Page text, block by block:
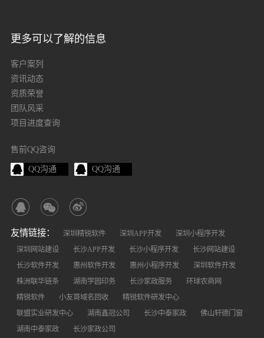
更多可以了解的信息
客户案列
资讯动态
资质荣誉
团队风采
项目进度查询
售前QQ咨询
QQ沟通 QQ沟通
友情链接： 深圳精锐软件 深圳APP开发
深圳小程序开发
深圳网站建设
长沙APP开发 长沙小程序开发
长沙网站建设
长沙软件开发
惠州软件开发 惠州小程序开发
深圳软件开发
株洲联华链条
湖南学园印务 长沙家政服务
环球农商网
精锐软件
小友哥域名回收
精锐软件研发中心
联盟实业研发中心
湖南鑫冠公司 长沙中泰家政
佛山轩德门窗
湖南中泰家政
长沙家政公司